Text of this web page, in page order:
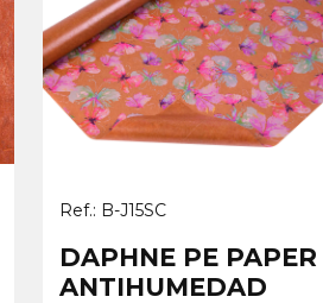
Ref.: B-J15SC
DAPHNE PE PAPER
ANTIHUMEDAD